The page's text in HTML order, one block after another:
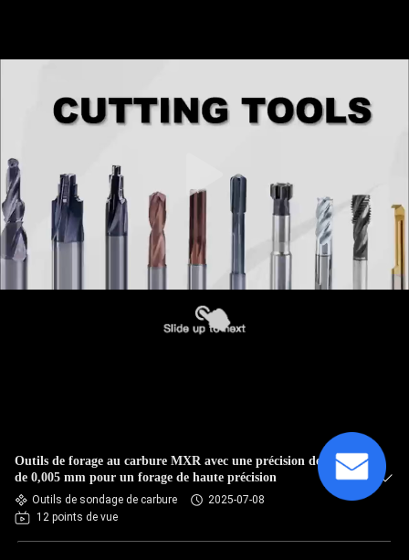
Outils de forage au carbure MXR avec une précision de plus
de 0,005 mm pour un forage de haute précision
Outils de sondage de carbure
2025-07-08
12 points de vue